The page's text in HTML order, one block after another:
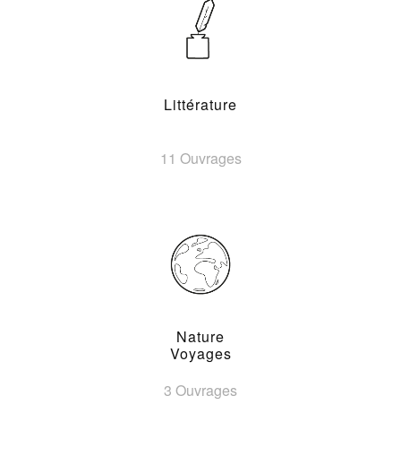
Littérature
11 Ouvrages
Nature
Voyages
3 Ouvrages